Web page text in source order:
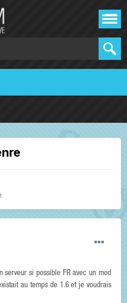
si possible FR avec un mod
au temps de 1.6 et je voudrais